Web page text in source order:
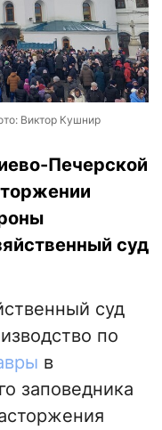
Виктор Кушнир
Печерской
суд
суд
по
в
заповедника